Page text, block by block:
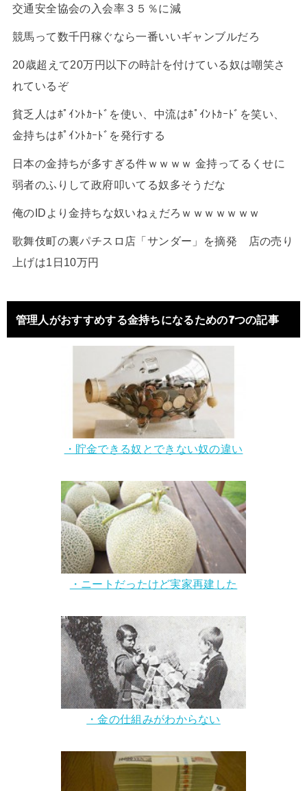
交通安全協会の入会率３５％に減
競馬って数千円稼ぐなら一番いいギャンブルだろ
20歳超えて20万円以下の時計を付けている奴は嘲笑さ
れているぞ
貧乏人はﾎﾟｲﾝﾄｶｰﾄﾞを使い、中流はﾎﾟｲﾝﾄｶｰﾄﾞを笑い、
金持ちはﾎﾟｲﾝﾄｶｰﾄﾞを発行する
日本の金持ちが多すぎる件ｗｗｗｗ 金持ってるくせに
弱者のふりして政府叩いてる奴多そうだな
俺のIDより金持ちな奴いねぇだろｗｗｗｗｗｗｗ
歌舞伎町の裏パチスロ店「サンダー」を摘発 店の売り
上げは1日10万円
管理人がおすすめする金持ちになるための7つの記事
・貯金できる奴とできない奴の違い
・ニートだったけど実家再建した
・金の仕組みがわからない